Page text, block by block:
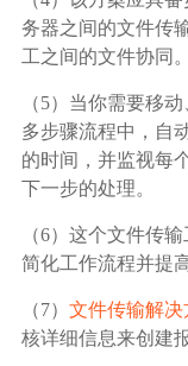
务器之间的文件传
工之间的文件协同。
（5）当你需要移
多步骤流程中，自
的时间，并监视每
下一步的处理。
（6）这个文件传
简化工作流程并提
（7） 文件传输解决
核详细信息来创建